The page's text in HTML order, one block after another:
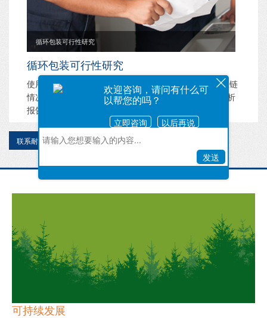
循环包装可行性研究
循环包装可行性研究
使用一次性包装还是循环包装？ 耐帆能分析客户的供应链
情况并给出一份清晰的循环包装对经济和环境有益的分析
报告。
联系耐帆获得更多信息
可持续发展
欢迎咨询，请问有什么可
以帮您的吗？
立即咨询 以后再说
发送